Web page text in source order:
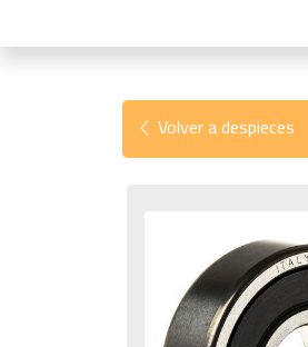
Volver a despieces